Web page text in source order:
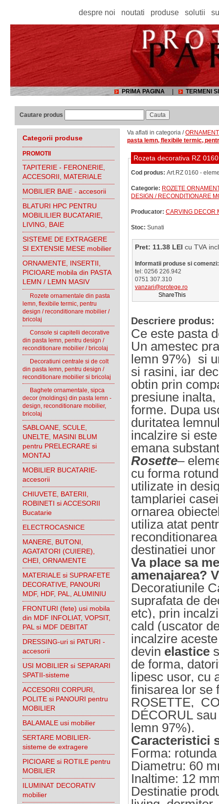
despre noi noutati produse solutii
PRIMA PAGINA TERMENI
Cautare produs
Categorii produse
PROMOTII
TAPITERIE - FERONERIE,
ACCESORII, MATERIALE
MOBILIER BAIE - accesorii
BLATURI HPC PENTRU
MOBILILIER BUCATARIE,
LIVING, BAIE
SISTEME DE EXTRAGERE
SI EXTENSIE MESE mobilier
ORNAMENTE, INSERTII,
PICIOARE mobila din PASTA
LEMN / LEMN MASIV
Rozete ornamentale din pasta
lemn, flexibile termic, pentru
design / reconditionare mobilier /
bricolaj
Console si capitelli decorative
din pasta lemn, pentru design /
reconditionare mobilier / bricolaj
Decoratiuni centrale si de colt
din pasta lemn, pentru design /
reconditionare mobilier si bricolaj
Baghete ornamentale, sipca
decor (moldings) din pasta lemn -
design, reconditionare mobilier,
bricolaj
SABLOANE, SCULE,
UNELTE, MASINI BLUM
pentru PRELECRARE si
MONTAJ
MOBILIER BUCATARIE-
accesorii
CHIUVETE, BATERII,
ROBINETI si ACCESORII
Bucatarie
ELECTROCASNICE
MANERE, BUTONI,
AGATATORI (CUIERE),
CHEI, ORNAMENTE
MATERIALE si SUPRAFETE
DECORATIVE, PANOURI
MDF, HDF, PAL, ALUMINIU
FRONTURI (fete) usi mobila
din MDF INFOLIAT, VOPSIT,
PAL si MDF DEBITAT
DRESSING-uri si PATURI -
accesorii
USI MOBILIER si SEPARARI
SPATII-sisteme
ACCESORII CORPURI,
POLITE si PANOURI pentru
MOBILIER
BALAMALE usi mobilier
SERTARE MOBILIER-
sisteme de extragere
PICIOARE si ROTILE pentru
MOBILIER
ILUMINAT DECORATIV
mobilier
Va aflati in categoria /
pasta lemn, flexibile termic,
Rozeta decorativa RZ
Cod produs: Art.RZ 0160 -
Categorie: ROZETE
DESIGN / RECONDITIONARE
Producator: CARVING DECOR
Stoc: Sunati
Pret: 11.38 LEI cu
Informatii produse si comenzi:
tel: 0256 226.942
0751 307.310
vanzari@protege.ro
ShareThis
Descriere produs:
Ce este pasta
Un amestec
lemn 97%) si
si rasini, iar
obtin prin
presiune
forme. Dupa
duritatea
incalzire si
emana
Rosette–
cu forma
utilizate in
tamplariei
ornarea
utiliza atat
destinatiei
Va place sa
amenajarea?
Decoratiunile
suprafata de
etc), prin
cald (uscator
incalzire
devin elastice
de forma,
lipesc usor, cu
finisarea lor se
ROSETTE,
DÉCORUL
lemn 97%).
Caracteristici
Forma:
Diametru: 60
Inaltime: 12
Destinatie